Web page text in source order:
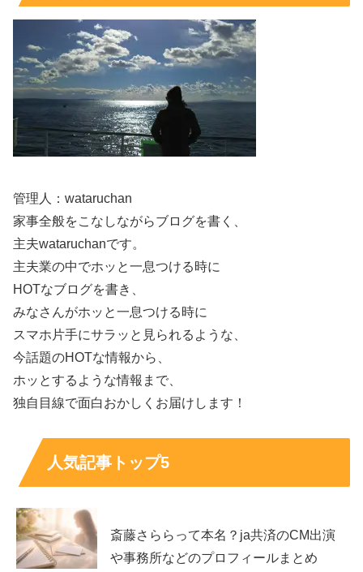
では、確認できる事実は明記し、分からない部分は「非公
表」として整理します。
年収については白谷琢磨さん本人の公表がないため断定は
できませんが、作品価格の一例や受賞歴、活動規模から
り得るレンジを慎重に推測します。
分かっている情報だけ を表にまとめました。非公表項目は
無理に断定せず、そのまま記載しています。
氏名
白谷 琢磨
生年月日
1994年生まれ（生年月日は非公表）
出身
佐賀県
年齢
30歳（番組紹介時点）
学歴
主な制作
折り紙をモチーフにした木彫彩色作品、乾漆など
主な個展
HORI ORI INORI、祷鶴、UMA ほか
身長
非公表
血液型
非公表
管理人：wataruchan
家事全般をこなしながらブログを書く、
主夫wataruchanです。
主夫業の中でホッと一息つける時に
HOTなブログを書き、
みなさんがホッと一息つける時に
スマホ片手にサラッと見られるような、
今話題のHOTな情報から、
ホッとするような情報まで、
独自目線で面白おかしくお届けします！
人気記事トップ5
斎藤さららって本名？ja共済のCM出演
や事務所などのプロフィールまとめ